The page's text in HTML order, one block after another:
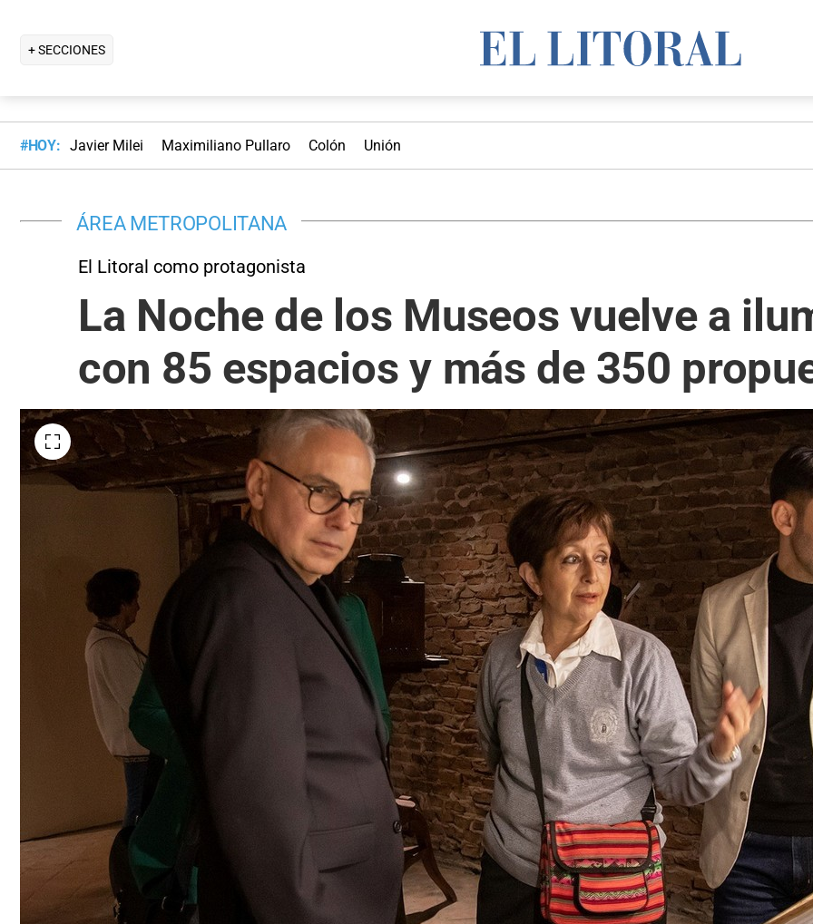
+ SECCIONES
#HOY: Javier Milei Maximiliano Pullaro Colón Unión
ÁREA METROPOLITANA
El Litoral como protagonista
La Noche de los Museos vuelve a
con 85 espacios y más de 350